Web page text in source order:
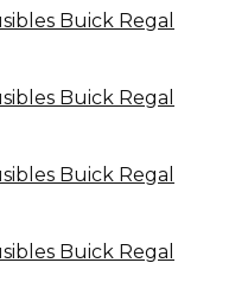
Buick Regal
Buick Regal
Buick Regal
Buick Regal